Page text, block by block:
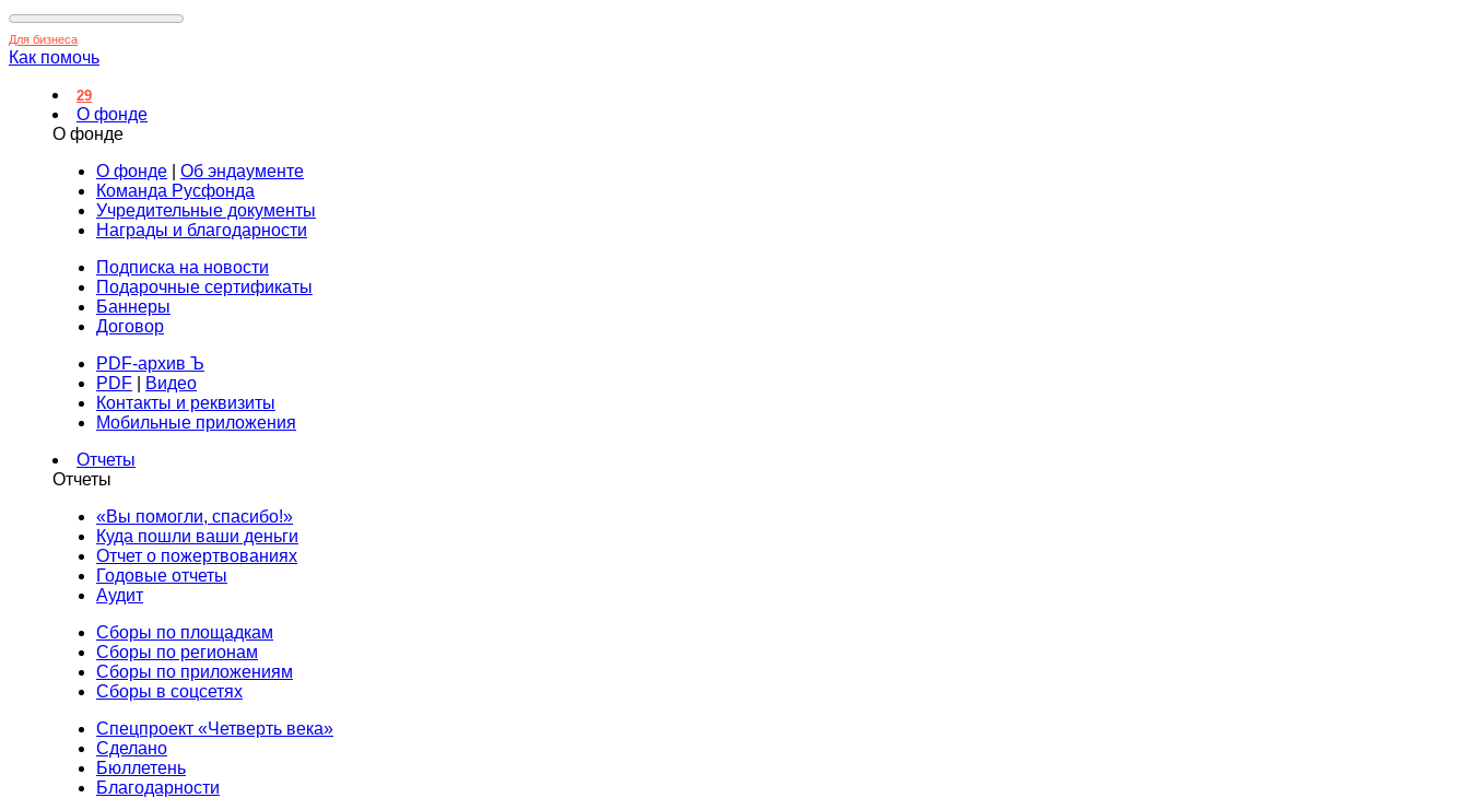
Для бизнеса
Как помочь
29
О фонде
О фонде
О фонде
Об эндаументе
Команда Русфонда
Учредительные документы
Награды и благодарности
Подписка на новости
Подарочные сертификаты
Баннеры
Договор
PDF-архив Ъ
PDF
Видео
Контакты и реквизиты
Мобильные приложения
Отчеты
Отчеты
«Вы помогли, спасибо!»
Куда пошли ваши деньги
Отчет о пожертвованиях
Годовые отчеты
Аудит
Сборы по площадкам
Сборы по регионам
Сборы по приложениям
Сборы в соцсетях
Спецпроект «Четверть века»
Сделано
Бюллетень
Благодарности